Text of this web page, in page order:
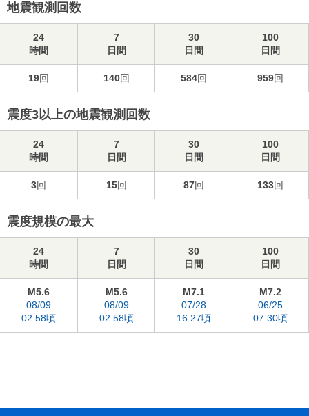
地震観測回数
24
時間
7
日間
30
日間
100
日間
19回 140回 584回 959回
震度3以上の地震観測回数
24
時間
7
日間
30
日間
100
日間
3回 15回 87回 133回
震度規模の最大
24
時間
7
日間
30
日間
100
日間
M5.6
08/09
02:58頃
M5.6
08/09
02:58頃
M7.1
07/28
16:27頃
M7.2
06/25
07:30頃